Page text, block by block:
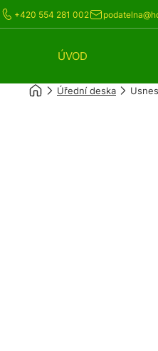
+420 554 281 002
ÚVOD
Úřední deska